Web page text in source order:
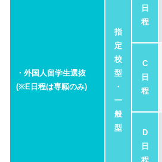
・外国人留学生選抜
(※E日程は専願のみ)
指
定
校
型
・
一
般
型
日
程
C
日
程
D
日
程